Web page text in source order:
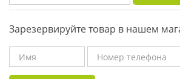
Зарезервируйте товар в нашем